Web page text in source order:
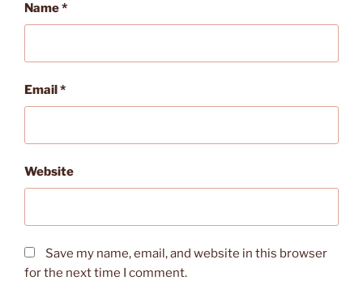
Name*
Email*
Website
Save my name, email, and website in this browser
for the next time I comment.